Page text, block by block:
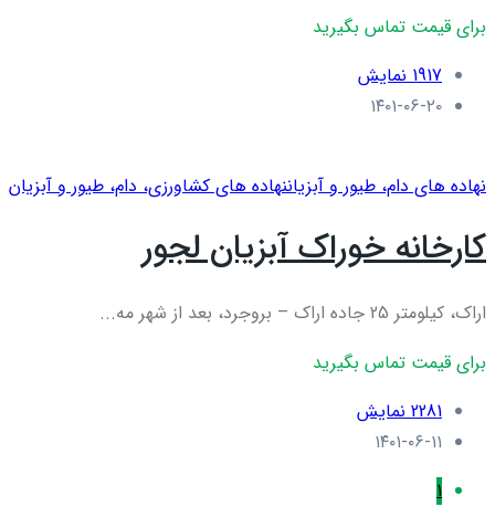
برای قیمت تماس بگیرید
1917 نمایش
۱۴۰۱-۰۶-۲۰
نهاده های دام، طیور و آبزیاننهاده های کشاورزی، دام، طيور و آبزيان
کارخانه خوراک آبزیان لجور
اراک، کیلومتر 25 جاده اراک – بروجرد، بعد از شهر مه...
برای قیمت تماس بگیرید
2281 نمایش
۱۴۰۱-۰۶-۱۱
1